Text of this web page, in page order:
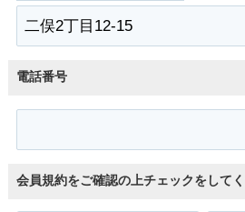
電話番号
会員規約をご確認の上チェックをして